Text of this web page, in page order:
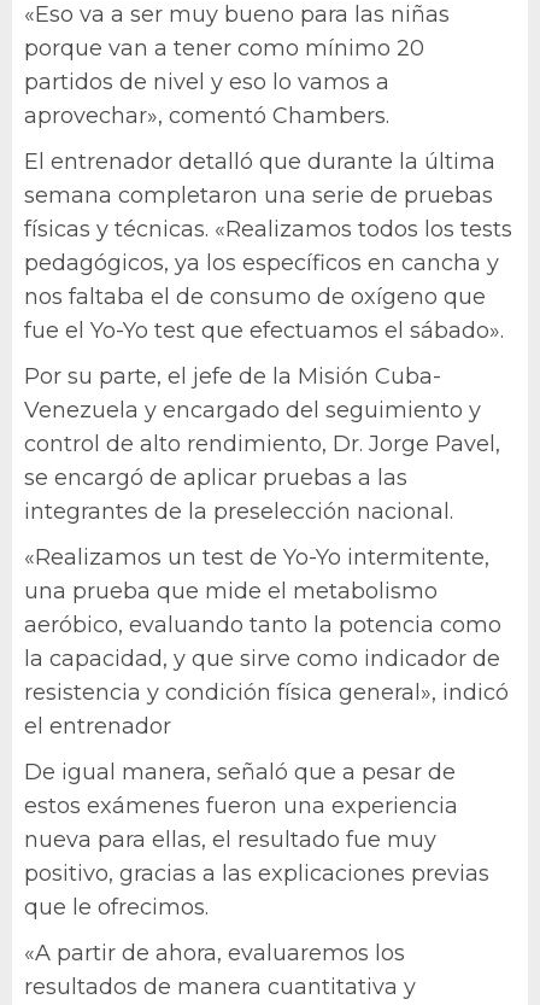
«Eso va a ser muy bueno para las niñas
porque van a tener como mínimo 20
partidos de nivel y eso lo vamos a
aprovechar», comentó Chambers.
El entrenador detalló que durante la última
semana completaron una serie de pruebas
físicas y técnicas. «Realizamos todos los tests
pedagógicos, ya los específicos en cancha y
nos faltaba el de consumo de oxígeno que
fue el Yo-Yo test que efectuamos el sábado».
Por su parte, el jefe de la Misión Cuba-
Venezuela y encargado del seguimiento y
control de alto rendimiento, Dr. Jorge Pavel,
se encargó de aplicar pruebas a las
integrantes de la preselección nacional.
«Realizamos un test de Yo-Yo intermitente,
una prueba que mide el metabolismo
aeróbico, evaluando tanto la potencia como
la capacidad, y que sirve como indicador de
resistencia y condición física general», indicó
el entrenador
De igual manera, señaló que a pesar de
estos exámenes fueron una experiencia
nueva para ellas, el resultado fue muy
positivo, gracias a las explicaciones previas
que le ofrecimos.
«A partir de ahora, evaluaremos los
resultados de manera cuantitativa y